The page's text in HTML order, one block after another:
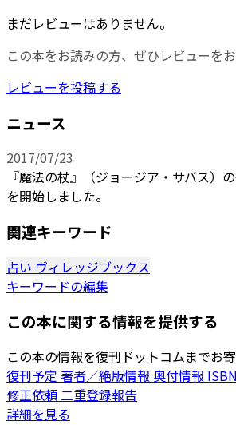
まだレビューはありません。
この本をお読みの方、ぜひレビューを
レビューを投稿する
ニュース
2017/07/23
『魔法の杖』（ジョージア・サバス）
を開始しました。
関連キーワード
占い ヴィレッジブックス
キーワードの編集
この本に関する情報を提供する
この本の情報を復刊ドットコムまでお
復刊予定 著者／絶版情報 奥付情報
修正依頼二重登録報告
詳細を見る